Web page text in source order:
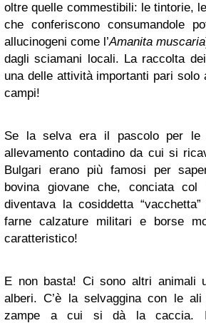
oltre quelle commestibili: le tintorie,
che conferiscono consumandole
allucinogeni come l’Amanita muscaria
dagli sciamani locali. La raccolta
una delle attività importanti pari solo
campi!
Se la selva era il pascolo per le
allevamento contadino da cui si
Bulgari erano più famosi per
bovina giovane che, conciata col
diventava la cosiddetta
farne calzature militari e borse
caratteristico!
E non basta! Ci sono altri animali
alberi. C’è la selvaggina con le
zampe a cui si dà la caccia. I